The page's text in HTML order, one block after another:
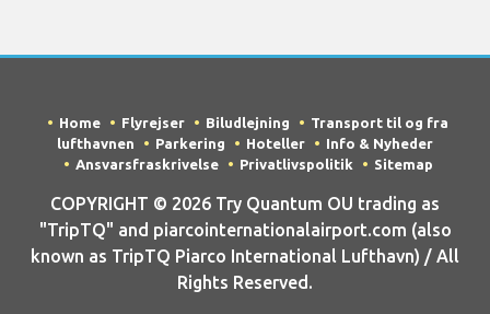
Home Flyrejser Biludlejning
Transport til og fra
lufthavnen
Parkering Hoteller
Info & Nyheder
Ansvarsfraskrivelse
Privatlivspolitik Sitemap
COPYRIGHT © 2026 Try Quantum OU trading as
"TripTQ" and piarcointernationalairport.com (also
known as TripTQ Piarco International Lufthavn) / All
Rights Reserved.